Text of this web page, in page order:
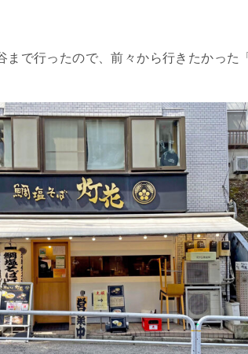
まで行ったので、前々から行きたかった「